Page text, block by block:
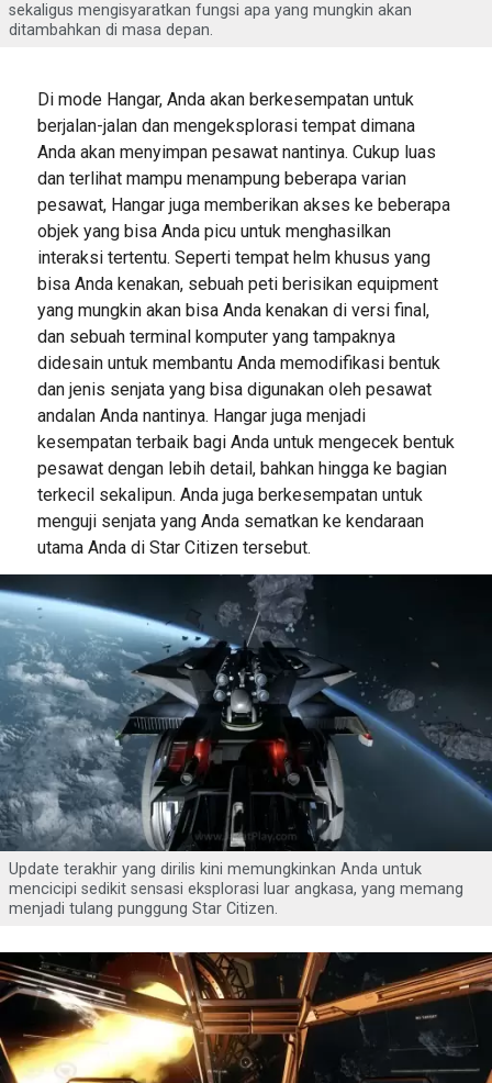
sekaligus mengisyaratkan fungsi apa yang mungkin akan
ditambahkan di masa depan.
Di mode Hangar, Anda akan berkesempatan untuk
berjalan-jalan dan mengeksplorasi tempat dimana
Anda akan menyimpan pesawat nantinya. Cukup luas
dan terlihat mampu menampung beberapa varian
pesawat, Hangar juga memberikan akses ke beberapa
objek yang bisa Anda picu untuk menghasilkan
interaksi tertentu. Seperti tempat helm khusus yang
bisa Anda kenakan, sebuah peti berisikan equipment
yang mungkin akan bisa Anda kenakan di versi final,
dan sebuah terminal komputer yang tampaknya
didesain untuk membantu Anda memodifikasi bentuk
dan jenis senjata yang bisa digunakan oleh pesawat
andalan Anda nantinya. Hangar juga menjadi
kesempatan terbaik bagi Anda untuk mengecek bentuk
pesawat dengan lebih detail, bahkan hingga ke bagian
terkecil sekalipun. Anda juga berkesempatan untuk
menguji senjata yang Anda sematkan ke kendaraan
utama Anda di Star Citizen tersebut.
Update terakhir yang dirilis kini memungkinkan Anda untuk
mencicipi sedikit sensasi eksplorasi luar angkasa, yang memang
menjadi tulang punggung Star Citizen.